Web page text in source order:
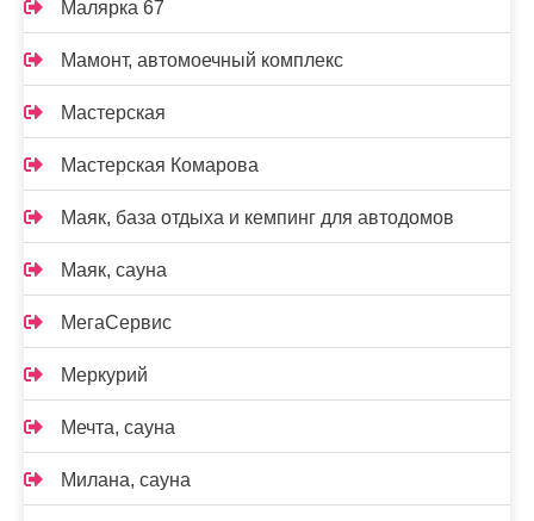
Малярка 67
Мамонт, автомоечный комплекс
Мастерская
Мастерская Комарова
Маяк, база отдыха и кемпинг для автодомов
Маяк, сауна
МегаСервис
Меркурий
Мечта, сауна
Милана, сауна